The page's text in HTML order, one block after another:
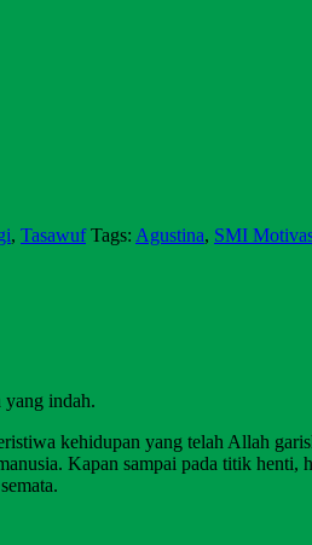
, Tasawuf Tags: Agustina, SMI
yang indah.
kehidupan yang telah Allah
Kapan sampai pada titik